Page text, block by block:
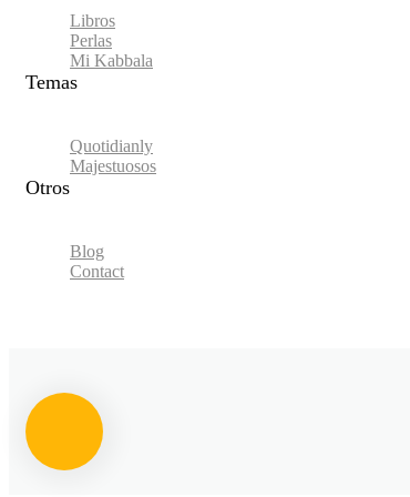
Libros
Perlas
Mi Kabbala
Temas
Quotidianly
Majestuosos
Otros
Blog
Contact